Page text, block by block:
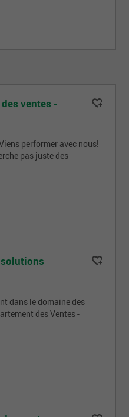
ventes -
performer avec nous!
pas juste des
dans le domaine des
des Ventes -